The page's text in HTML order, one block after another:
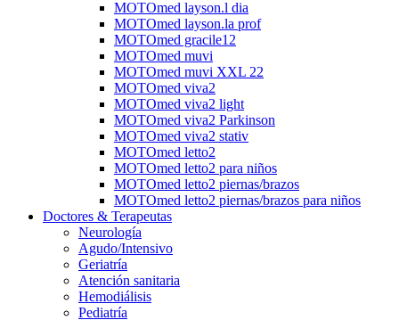
MOTOmed layson.l dia
MOTOmed layson.la prof
MOTOmed gracile12
MOTOmed muvi
MOTOmed muvi XXL 22
MOTOmed viva2
MOTOmed viva2 light
MOTOmed viva2 Parkinson
MOTOmed viva2 stativ
MOTOmed letto2
MOTOmed letto2 para niños
MOTOmed letto2 piernas/brazos
MOTOmed letto2 piernas/brazos para niños
Doctores & Terapeutas
Neurología
Agudo/Intensivo
Geriatría
Atención sanitaria
Hemodiálisis
Pediatría